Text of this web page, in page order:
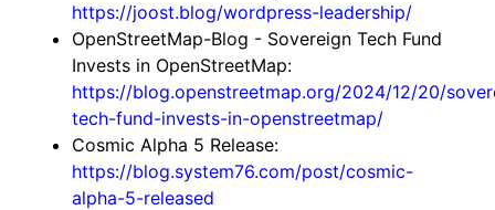
https://joost.blog/wordpress-leadership/
OpenStreetMap-Blog - Sovereign Tech Fund
Invests in OpenStreetMap:
https://blog.openstreetmap.org/2024/12/20/
tech-fund-invests-in-openstreetmap/
Cosmic Alpha 5 Release:
https://blog.system76.com/post/cosmic-
alpha-5-released